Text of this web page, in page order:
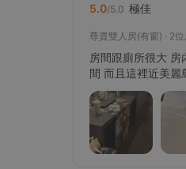
5.0/5.0 極佳
尊貴雙人房(有窗) · 2
房間跟廁所很大
間 而且這裡近美麗